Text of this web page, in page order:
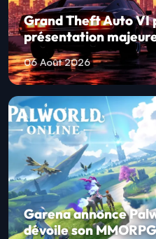
Grand Theft Auto VI
présentation
06 Août 2026
Garena annonce
dévoile son